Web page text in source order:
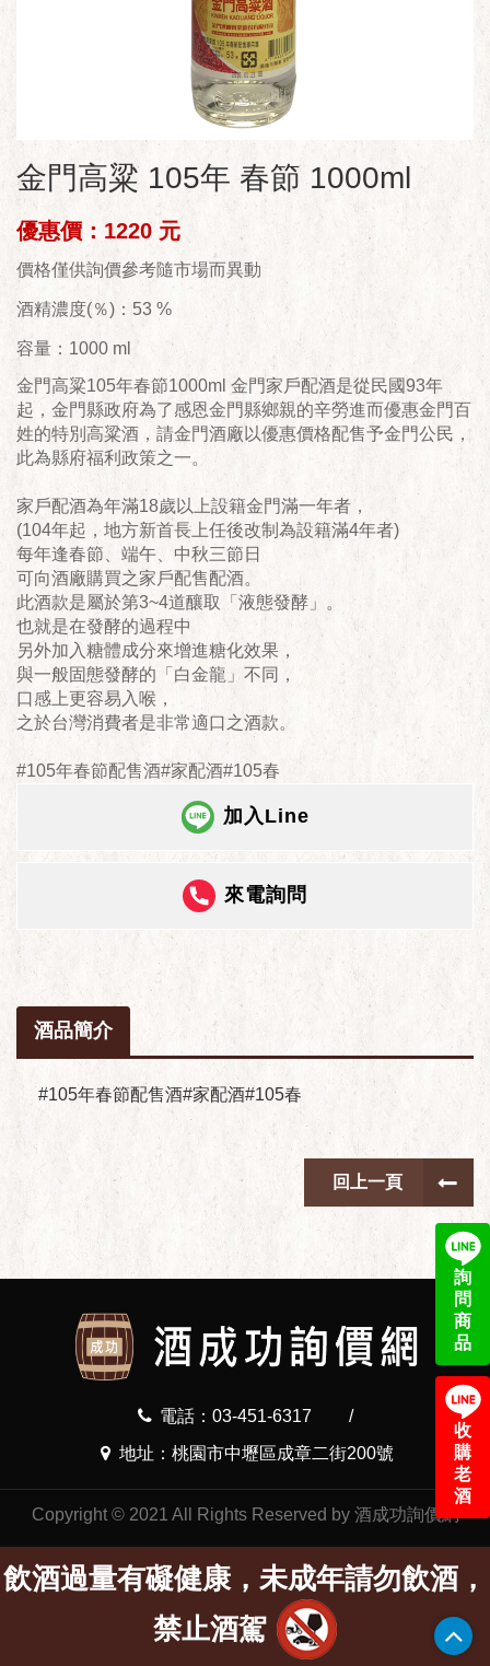
詢
問
商
品
收
購
老
酒
金門高粱 105年 春節 1000ml
優惠價：1220 元
價格僅供詢價參考隨市場而異動
酒精濃度(％)：53 %
容量：1000 ml
金門高粱105年春節1000ml 金門家戶配酒是從民國93年
起，金門縣政府為了感恩金門縣鄉親的辛勞進而優惠金門百
姓的特別高粱酒，請金門酒廠以優惠價格配售予金門公民，
此為縣府福利政策之一。
家戶配酒為年滿18歲以上設籍金門滿一年者，
(104年起，地方新首長上任後改制為設籍滿4年者)
每年逢春節、端午、中秋三節日
可向酒廠購買之家戶配售配酒。
此酒款是屬於第3~4道釀取「液態發酵」。
也就是在發酵的過程中
另外加入糖體成分來增進糖化效果，
​與一般固態發酵的「白金龍」不同，
口感上更容易入喉，
之於台灣消費者是非常適口之酒款。
#105年春節配售酒#家配酒#105春
加入Line
來電詢問
酒品簡介
#105年春節配售酒#家配酒#105春
回上一頁
電話：03-451-6317
/
地址：桃園市中壢區成章二街200號
Copyright © 2021 All Rights Reserved by 酒成功詢價網
飲酒過量有礙健康，未成年請勿飲酒，
禁止酒駕